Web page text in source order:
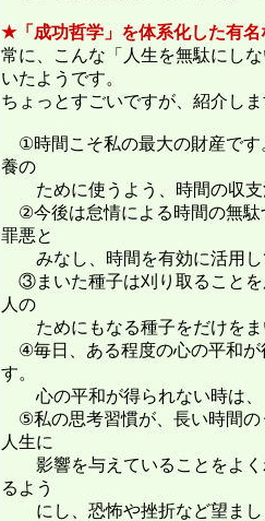
★「成功哲学」を体系化した有
常に、こんな「人生を無駄にし
いたようです。
ちょっとすごいですが、紹介し
①時間こそ私の最大の財産です
養の
ために使うよう、時間の収支
②今後は怠情による時間の無駄
罪悪と
みなし、時間を有効に活用し
③まいた種子は刈り取ることを
人の
ためにもなる種子をだけをま
④毎日、ある程度の心の平和が
す。
心の平和が得られない時は、
⑤私の思考習慣が、長い時間の
人生に
影響を与えていることをよく
るよう
にし、恐怖や挫折など望まし